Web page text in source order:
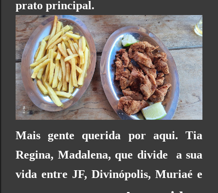
prato principal.
Mais gente querida por aqui. Tia
Regina, Madalena, que divide a sua
vida entre JF, Divinópolis, Muriaé e